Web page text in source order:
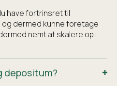
have fortrinsret til
dermed kunne foretage
nemt at skalere op i
depositum?